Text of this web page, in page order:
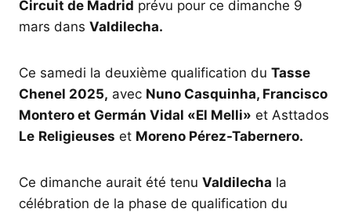
Circuit de Madrid prévu pour ce dimanche 9
mars dans Valdilecha.
Ce samedi la deuxième qualification du Tasse
Chenel 2025, avec Nuno Casquinha, Francisco
Montero et Germán Vidal «El Melli» et Asttados
Le Religieuses et Moreno Pérez-Tabernero.
Ce dimanche aurait été tenu Valdilecha la
célébration de la phase de qualification du